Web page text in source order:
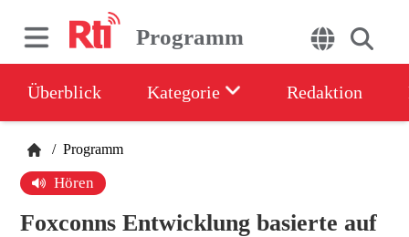
Programm
Überblick Kategorie Redaktion
/ Programm
Hören
Foxconns Entwicklung basierte auf